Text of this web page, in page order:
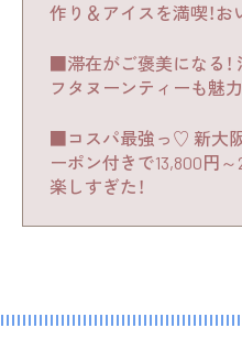
作り＆アイスを満喫！お
■滞在がご褒美になる！
フタヌーンティーも魅
■コスパ最強っ♡ 新大
ーポン付きで13,800円～
楽しすぎた！